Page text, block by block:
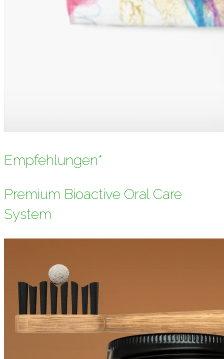
Empfehlungen*
Premium Bioactive Oral Care
System